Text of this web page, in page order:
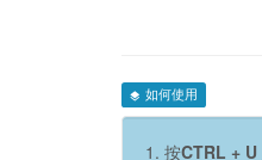
如何使用
1. 按CTRL + U